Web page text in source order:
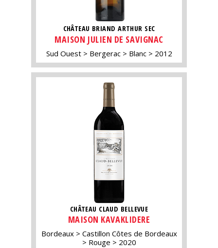
CHÂTEAU BRIAND ARTHUR SEC
MAISON JULIEN DE SAVIGNAC
Sud Ouest Bergerac Blanc 2012
CHÂTEAU CLAUD BELLEVUE
MAISON KAVAKLIDERE
Bordeaux
Castillon Côtes de Bordeaux
Rouge
2020